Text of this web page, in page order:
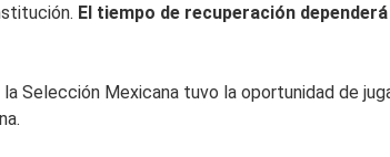
El tiempo de recuperación
Selección Mexicana tuvo la oportunidad de